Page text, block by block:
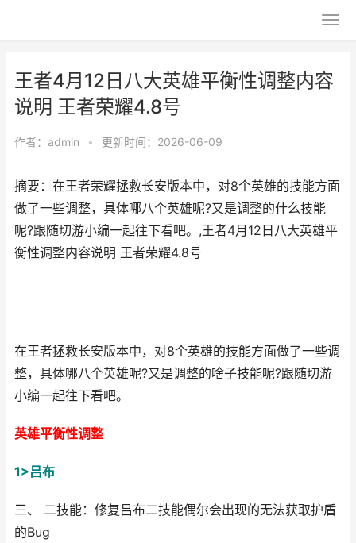
王者4月12日八大英雄平衡性调整内容
说明 王者荣耀4.8号
作者： admin • 更新时间：2026-06-09
摘要：在王者荣耀拯救长安版本中，对8个英雄的技能方面
做了一些调整，具体哪八个英雄呢?又是调整的什么技能
呢?跟随切游小编一起往下看吧。,王者4月12日八大英雄平
衡性调整内容说明 王者荣耀4.8号
在王者拯救长安版本中，对8个英雄的技能方面做了一些调
整，具体哪八个英雄呢?又是调整的啥子技能呢?跟随切游
小编一起往下看吧。
英雄平衡性调整
1>吕布
三、 二技能：修复吕布二技能偶尔会出现的无法获取护盾
的Bug